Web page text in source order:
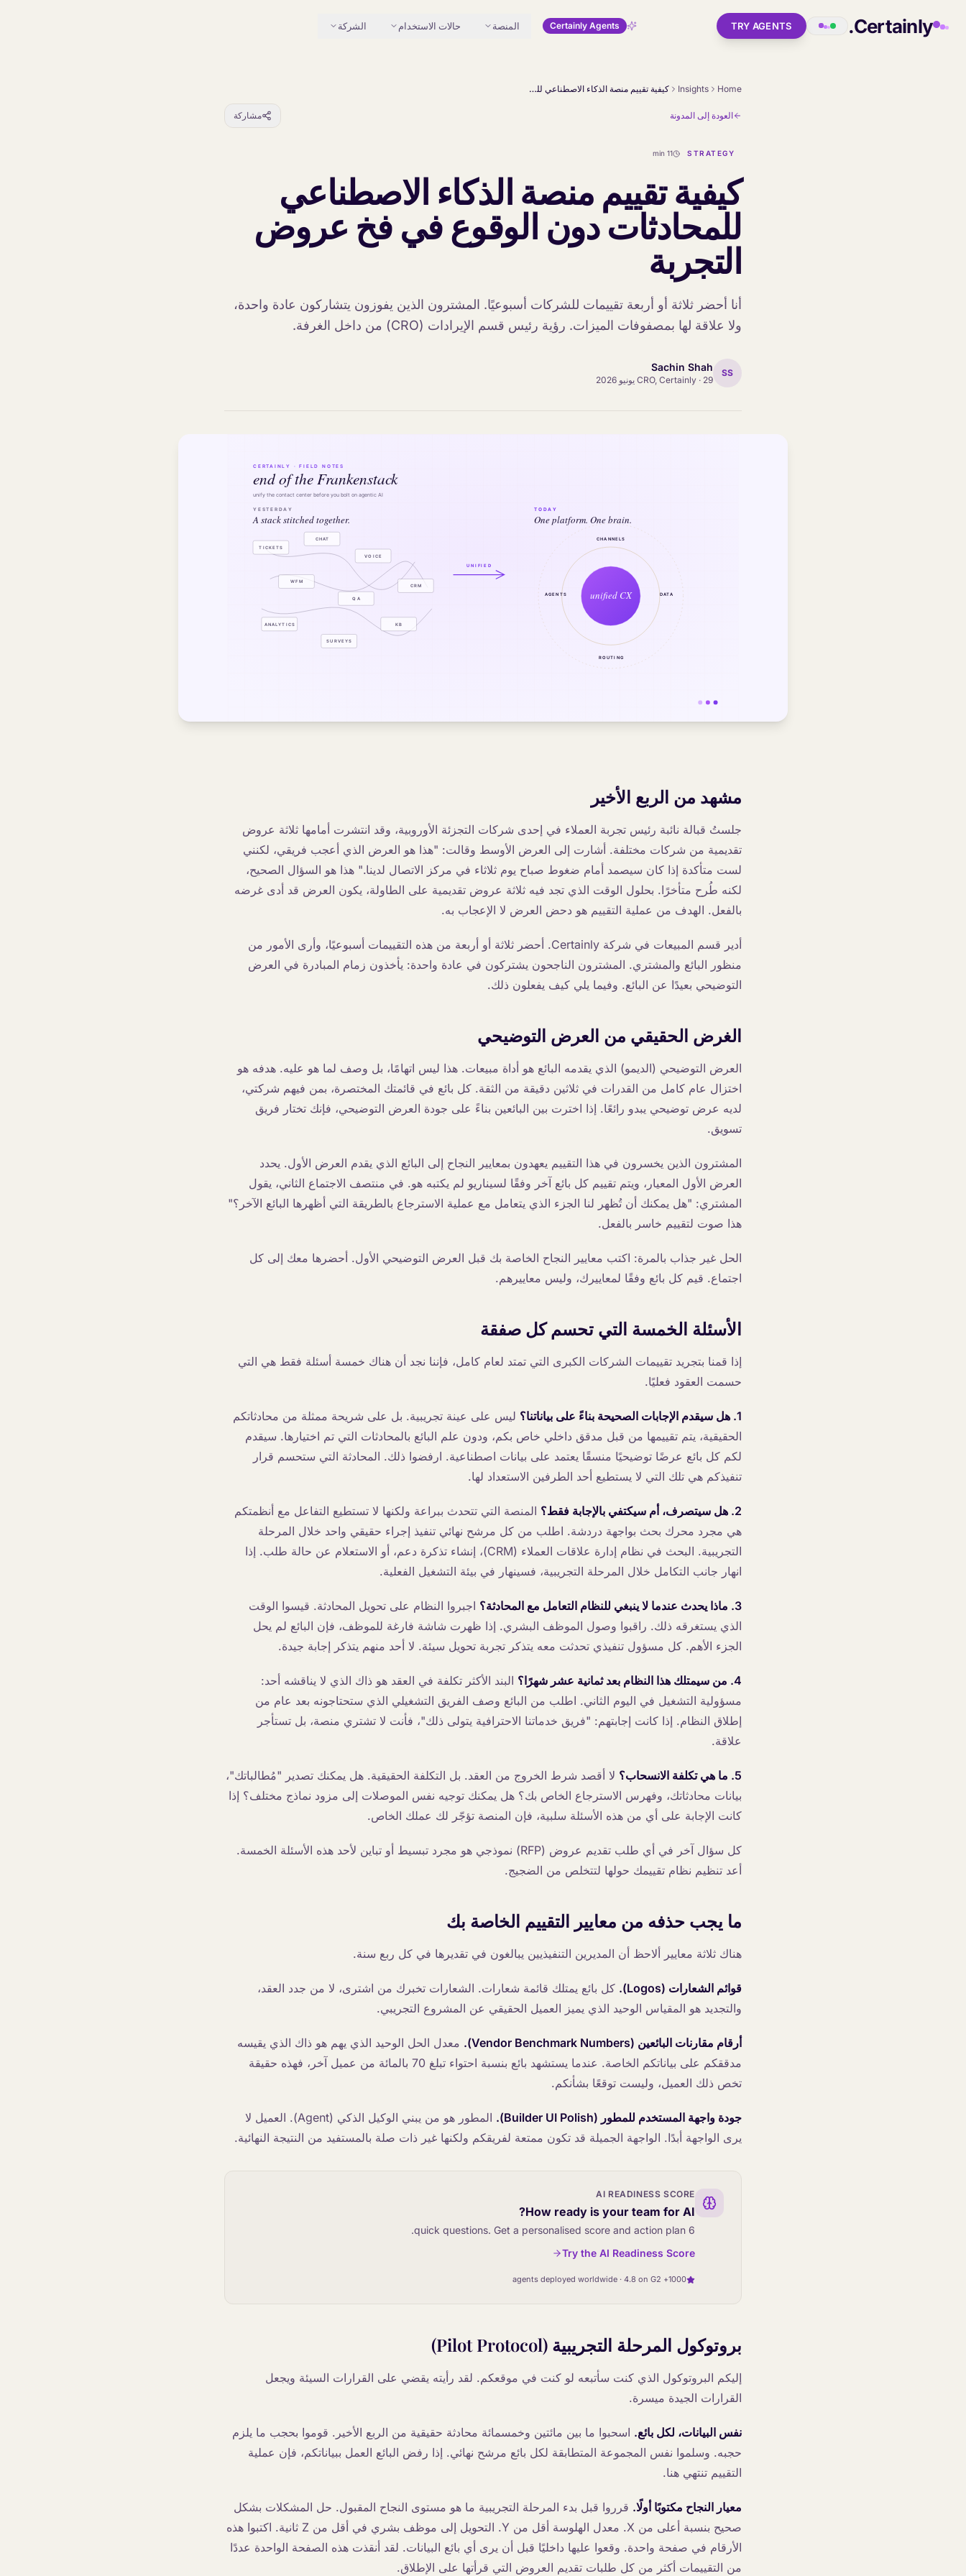
Certainly.
Certainly Agents المنصة حالات الاستخدام الشركة TRY AGENTS
Home
Insights كيفية تقييم منصة الذكاء الاصطناعي للمحادثات دون الوقوع في فخ عروض التجربة
العودة إلى المدونة مشاركة
STRATEGY
11 min
كيفية تقييم منصة الذكاء الاصطناعي
للمحادثات دون الوقوع في فخ عروض
التجربة
أنا أحضر ثلاثة أو أربعة تقييمات للشركات أسبوعيًا. المشترون الذين يفوزون يتشاركون عادة واحدة،
ولا علاقة لها بمصفوفات الميزات. رؤية رئيس قسم الإيرادات (CRO) من داخل الغرفة.
SS
Sachin Shah
CRO, Certainly · 29 يونيو 2026
مشهد من الربع الأخير
جلستُ قبالة نائبة رئيس تجربة العملاء في إحدى شركات التجزئة الأوروبية، وقد انتشرت أمامها ثلاثة عروض
تقديمية من شركات مختلفة. أشارت إلى العرض الأوسط وقالت: "هذا هو العرض الذي أعجب فريقي، لكنني
لست متأكدة إذا كان سيصمد أمام ضغوط صباح يوم ثلاثاء في مركز الاتصال لدينا." هذا هو السؤال الصحيح،
لكنه طُرح متأخرًا. بحلول الوقت الذي تجد فيه ثلاثة عروض تقديمية على الطاولة، يكون العرض قد أدى غرضه
بالفعل. الهدف من عملية التقييم هو دحض العرض لا الإعجاب به.
أدير قسم المبيعات في شركة Certainly. أحضر ثلاثة أو أربعة من هذه التقييمات أسبوعيًا، وأرى الأمور من
منظور البائع والمشتري. المشترون الناجحون يشتركون في عادة واحدة: يأخذون زمام المبادرة في العرض
التوضيحي بعيدًا عن البائع. وفيما يلي كيف يفعلون ذلك.
الغرض الحقيقي من العرض التوضيحي
العرض التوضيحي (الديمو) الذي يقدمه البائع هو أداة مبيعات. هذا ليس اتهامًا، بل وصف لما هو عليه. هدفه هو
اختزال عام كامل من القدرات في ثلاثين دقيقة من الثقة. كل بائع في قائمتك المختصرة، بمن فيهم شركتي،
لديه عرض توضيحي يبدو رائعًا. إذا اخترت بين البائعين بناءً على جودة العرض التوضيحي، فإنك تختار فريق
تسويق.
المشترون الذين يخسرون في هذا التقييم يعهدون بمعايير النجاح إلى البائع الذي يقدم العرض الأول. يحدد
العرض الأول المعيار، ويتم تقييم كل بائع آخر وفقًا لسيناريو لم يكتبه هو. في منتصف الاجتماع الثاني، يقول
المشتري: "هل يمكنك أن تُظهر لنا الجزء الذي يتعامل مع عملية الاسترجاع بالطريقة التي أظهرها البائع الآخر؟"
هذا صوت لتقييم خاسر بالفعل.
الحل غير جذاب بالمرة: اكتب معايير النجاح الخاصة بك قبل العرض التوضيحي الأول. أحضرها معك إلى كل
اجتماع. قيم كل بائع وفقًا لمعاييرك، وليس معاييرهم.
الأسئلة الخمسة التي تحسم كل صفقة
إذا قمنا بتجريد تقييمات الشركات الكبرى التي تمتد لعام كامل، فإننا نجد أن هناك خمسة أسئلة فقط هي التي
حسمت العقود فعليًا.
1. هل سيقدم الإجابات الصحيحة بناءً على بياناتنا؟
ليس على عينة تجريبية. بل على شريحة ممثلة من محادثاتكم
الحقيقية، يتم تقييمها من قبل مدقق داخلي خاص بكم، ودون علم البائع بالمحادثات التي تم اختيارها. سيقدم
لكم كل بائع عرضًا توضيحيًا منسقًا يعتمد على بيانات اصطناعية. ارفضوا ذلك. المحادثة التي ستحسم قرار
تنفيذكم هي تلك التي لا يستطيع أحد الطرفين الاستعداد لها.
2. هل سيتصرف، أم سيكتفي بالإجابة فقط؟
المنصة التي تتحدث ببراعة ولكنها لا تستطيع التفاعل مع أنظمتكم
هي مجرد محرك بحث بواجهة دردشة. اطلب من كل مرشح نهائي تنفيذ إجراء حقيقي واحد خلال المرحلة
التجريبية. البحث في نظام إدارة علاقات العملاء (CRM)، إنشاء تذكرة دعم، أو الاستعلام عن حالة طلب. إذا
انهار جانب التكامل خلال المرحلة التجريبية، فسينهار في بيئة التشغيل الفعلية.
3. ماذا يحدث عندما لا ينبغي للنظام التعامل مع المحادثة؟
اجبروا النظام على تحويل المحادثة. قيسوا الوقت
الذي يستغرقه ذلك. راقبوا وصول الموظف البشري. إذا ظهرت شاشة فارغة للموظف، فإن البائع لم يحل
الجزء الأهم. كل مسؤول تنفيذي تحدثت معه يتذكر تجربة تحويل سيئة. لا أحد منهم يتذكر إجابة جيدة.
4. من سيمتلك هذا النظام بعد ثمانية عشر شهرًا؟
البند الأكثر تكلفة في العقد هو ذاك الذي لا يناقشه أحد:
مسؤولية التشغيل في اليوم الثاني. اطلب من البائع وصف الفريق التشغيلي الذي ستحتاجونه بعد عام من
إطلاق النظام. إذا كانت إجابتهم: "فريق خدماتنا الاحترافية يتولى ذلك"، فأنت لا تشتري منصة، بل تستأجر
علاقة.
5. ما هي تكلفة الانسحاب؟
لا أقصد شرط الخروج من العقد. بل التكلفة الحقيقية. هل يمكنك تصدير "مُطالباتك"،
بيانات محادثاتك، وفهرس الاسترجاع الخاص بك؟ هل يمكنك توجيه نفس الموصلات إلى مزود نماذج مختلف؟ إذا
كانت الإجابة على أي من هذه الأسئلة سلبية، فإن المنصة تؤجّر لك عملك الخاص.
كل سؤال آخر في أي طلب تقديم عروض (RFP) نموذجي هو مجرد تبسيط أو تباين لأحد هذه الأسئلة الخمسة.
أعد تنظيم نظام تقييمك حولها لتتخلص من الضجيج.
ما يجب حذفه من معايير التقييم الخاصة بك
هناك ثلاثة معايير ألاحظ أن المديرين التنفيذيين يبالغون في تقديرها في كل ربع سنة.
قوائم الشعارات (Logos).
كل بائع يمتلك قائمة شعارات. الشعارات تخبرك من اشترى، لا من جدد العقد،
والتجديد هو المقياس الوحيد الذي يميز العميل الحقيقي عن المشروع التجريبي.
أرقام مقارنات البائعين (Vendor Benchmark Numbers).
معدل الحل الوحيد الذي يهم هو ذاك الذي يقيسه
مدققكم على بياناتكم الخاصة. عندما يستشهد بائع بنسبة احتواء تبلغ 70 بالمائة من عميل آخر، فهذه حقيقة
تخص ذلك العميل، وليست توقعًا بشأنكم.
جودة واجهة المستخدم للمطور (Builder UI Polish).
المطور هو من يبني الوكيل الذكي (Agent). العميل لا
يرى الواجهة أبدًا. الواجهة الجميلة قد تكون ممتعة لفريقكم ولكنها غير ذات صلة بالمستفيد من النتيجة النهائية.
AI READINESS SCORE
How ready is your team for AI?
6 quick questions. Get a personalised score and action plan.
Try the AI Readiness Score
1000+ agents deployed worldwide · 4.8 on G2
بروتوكول المرحلة التجريبية (Pilot Protocol)
إليكم البروتوكول الذي كنت سأتبعه لو كنت في موقعكم. لقد رأيته يقضي على القرارات السيئة ويجعل
القرارات الجيدة ميسرة.
نفس البيانات، لكل بائع. اسحبوا ما بين مائتين وخمسمائة محادثة حقيقية من الربع الأخير. قوموا بحجب ما يلزم
حجبه. وسلموا نفس المجموعة المتطابقة لكل بائع مرشح نهائي. إذا رفض البائع العمل ببياناتكم، فإن عملية
التقييم تنتهي هنا.
معيار النجاح مكتوبًا أولًا. قرروا قبل بدء المرحلة التجريبية ما هو مستوى النجاح المقبول. حل المشكلات بشكل
صحيح بنسبة أعلى من X. معدل الهلوسة أقل من Y. التحويل إلى موظف بشري في أقل من Z ثانية. اكتبوا هذه
الأرقام في صفحة واحدة. وقعوا عليها داخليًا قبل أن يرى أي بائع البيانات. لقد أنقذت هذه الصفحة الواحدة عددًا
من التقييمات أكثر من كل طلبات تقديم العروض التي قرأتها على الإطلاق.